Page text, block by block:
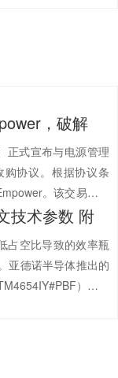
，破解
正式宣布与电源管理
购协议。根据协议条
。该交易预计
及相关反垄断审查
技术参数 附
占空比导致的效率瓶
亚德诺半导体推出的
）是一